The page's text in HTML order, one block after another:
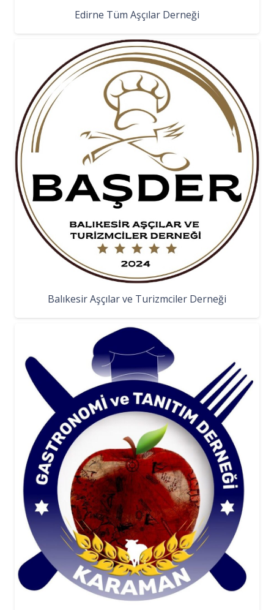
Edirne Tüm Aşçılar Derneği
Balıkesir Aşçılar ve Turizmciler Derneği